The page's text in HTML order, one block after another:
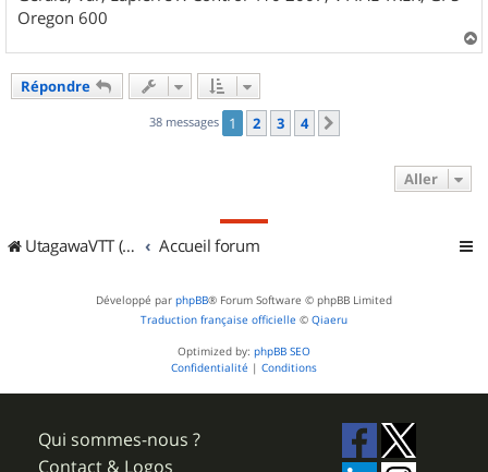
Oregon 600
a
Répondre
38 messages 1 2 3 4
Aller
UtagawaVTT (Randos VTT et VTTAE avec traces GPS) Accueil forum
Développé par phpBB® Forum Software © phpBB Limited
Traduction française officielle © Qiaeru
Optimized by: phpBB SEO
Confidentialité | Conditions
Qui sommes-nous ?
Contact & Logos